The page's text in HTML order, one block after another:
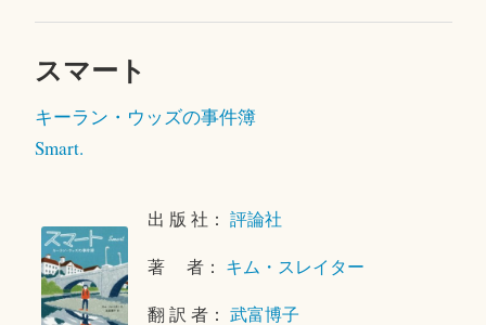
スマート
キーラン・ウッズの事件簿
Smart.
出 版 社：評論社
著 者： キム・スレイター
翻 訳 者：武富博子
2
1
8
1
日